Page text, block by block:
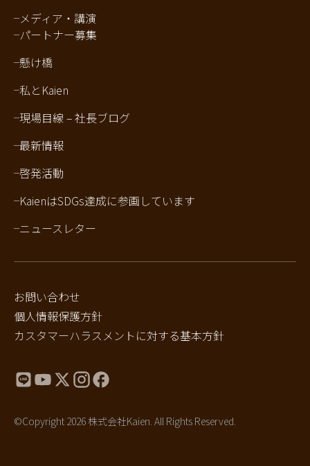
メディア・講演
パートナー募集
懸け橋
私とKaien
現場目線 – 社長ブログ
最新情報
啓発活動
KaienはSDGs達成に参画しています
ニュースレター
お問い合わせ
個人情報保護方針
カスタマーハラスメントに対する基本方針
©Copyright 2026 株式会社Kaien. All Rights Reserved.